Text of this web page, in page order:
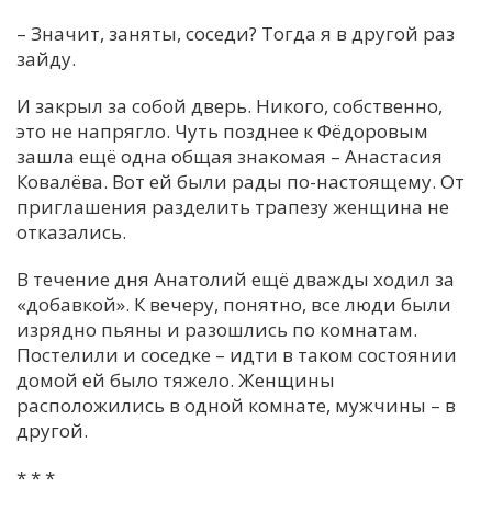
– Значит, заняты, соседи? Тогда я в другой раз
зайду.
И закрыл за собой дверь. Никого, собственно,
это не напрягло. Чуть позднее к Фёдоровым
зашла ещё одна общая знакомая – Анастасия
Ковалёва. Вот ей были рады по-настоящему. От
приглашения разделить трапезу женщина не
отказались.
В течение дня Анатолий ещё дважды ходил за
«добавкой». К вечеру, понятно, все люди были
изрядно пьяны и разошлись по комнатам.
Постелили и соседке – идти в таком состоянии
домой ей было тяжело. Женщины
расположились в одной комнате, мужчины – в
другой.
* * *